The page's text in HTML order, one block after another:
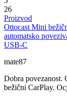
26
Proizvod
Ottocast Mini
automatsko
USB-C
mate87
Dobra povezanost.
bežični CarPlay.